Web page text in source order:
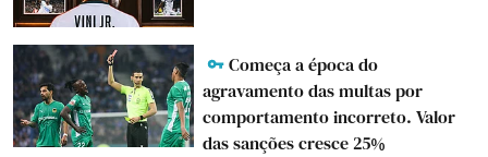
Começa a época do
agravamento das multas por
comportamento incorreto. Valor
das sanções cresce 25%